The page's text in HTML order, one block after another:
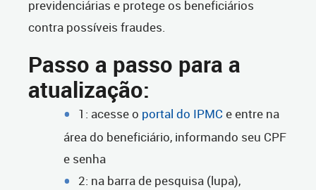
previdenciárias e protege os beneficiários
contra possíveis fraudes.
Passo a passo para a
atualização:
1: acesse o portal do IPMC e entre na
área do beneficiário, informando seu CPF
e senha
2: na barra de pesquisa (lupa),